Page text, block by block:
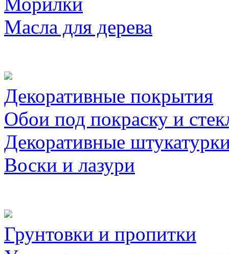
Масла для дерева
Декоративные покрытия
Обои под покраску и
Декоративные
Воски и лазури
Грунтовки и пропитки